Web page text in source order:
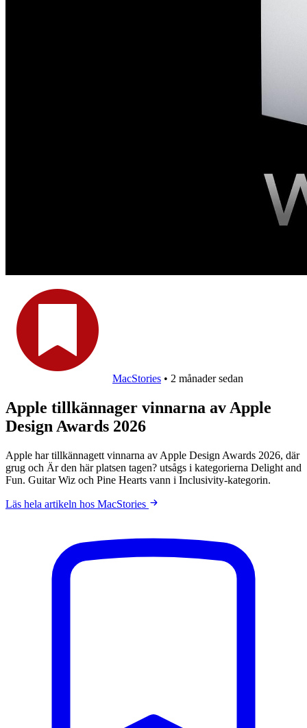
MacStories • 2 månader sedan
Apple tillkännager vinnarna av Apple
Design Awards 2026
Apple har tillkännagett vinnarna av Apple Design Awards 2026, där
grug och Är den här platsen tagen? utsågs i kategorierna Delight and
Fun. Guitar Wiz och Pine Hearts vann i Inclusivity-kategorin.
Läs hela artikeln hos MacStories